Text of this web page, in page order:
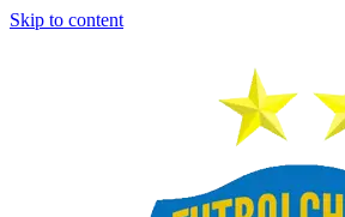
Skip to content